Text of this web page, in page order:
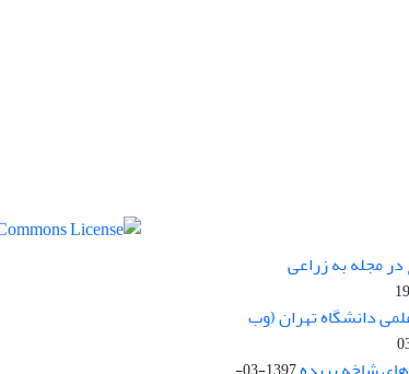
مجله به زراعی
دانشگاه تهران (وب